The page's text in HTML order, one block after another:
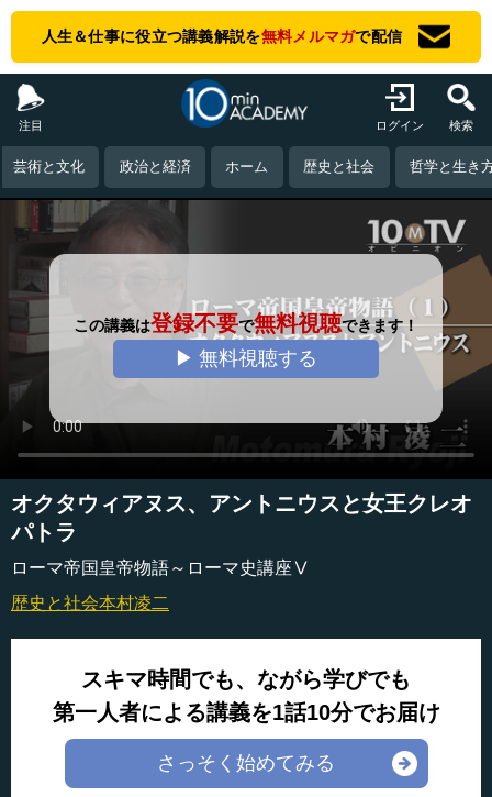
人生＆仕事に役立つ講義解説を無料メルマガで配信
注目 ログイン 検索
芸術と文化 政治と経済 ホーム 歴史と社会 哲学と生き
この講義は登録不要で無料視聴できます！
▶ 無料視聴する
オクタウィアヌス、アントニウスと女王クレオ
パトラ
ローマ帝国皇帝物語～ローマ史講座Ⅴ
歴史と社会本村凌二
スキマ時間でも、ながら学びでも
第一人者による講義を1話10分でお届け
さっそく始めてみる